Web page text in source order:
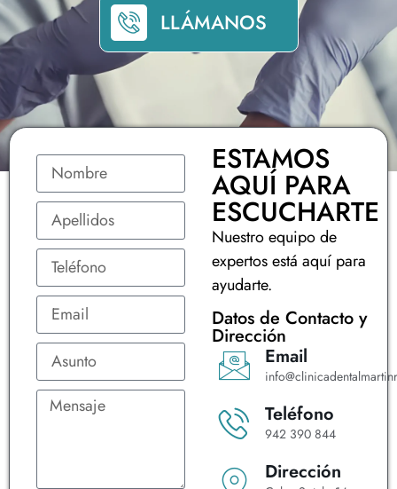
LLÁMANOS
ESTAMOS
AQUÍ PARA
ESCUCHARTE
Nuestro equipo de
expertos está aquí para
ayudarte.
Datos de Contacto y
Dirección
Email
Teléfono
942 390 844
Dirección